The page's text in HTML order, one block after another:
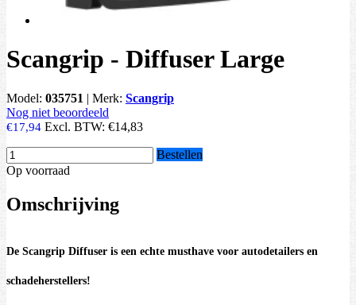
Scangrip - Diffuser Large
Model: 035751 | Merk: Scangrip
Nog niet beoordeeld
€17,94 Excl. BTW: €14,83
Bestellen
Op voorraad
Omschrijving
De Scangrip Diffuser is een echte musthave voor autodetailers en
schadeherstellers!